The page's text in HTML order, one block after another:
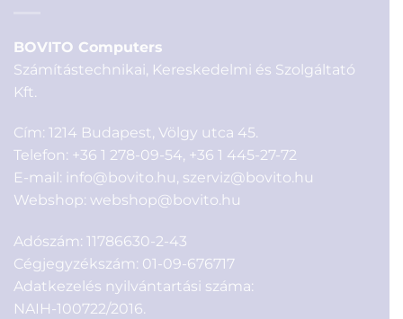
BOVITO Computers
Számítástechnikai, Kereskedelmi és Szolgáltató
Kft.
Cím: 1214 Budapest, Völgy utca 45.
Telefon: +36 1 278-09-54, +36 1 445-27-72
E-mail: info@bovito.hu, szerviz@bovito.hu
Webshop: webshop@bovito.hu
Adószám: 11786630-2-43
Cégjegyzékszám: 01-09-676717
Adatkezelés nyilvántartási száma:
NAIH-100722/2016.